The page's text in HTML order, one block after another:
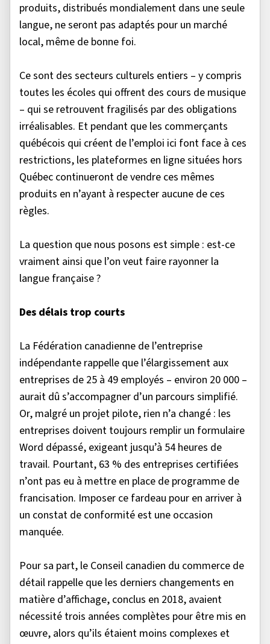
produits, distribués mondialement dans une seule
langue, ne seront pas adaptés pour un marché
local, même de bonne foi.
Ce sont des secteurs culturels entiers – y compris
toutes les écoles qui offrent des cours de musique
– qui se retrouvent fragilisés par des obligations
irréalisables. Et pendant que les commerçants
québécois qui créent de l’emploi ici font face à ces
restrictions, les plateformes en ligne situées hors
Québec continueront de vendre ces mêmes
produits en n’ayant à respecter aucune de ces
règles.
La question que nous posons est simple : est-ce
vraiment ainsi que l’on veut faire rayonner la
langue française ?
Des délais trop courts
La Fédération canadienne de l’entreprise
indépendante rappelle que l’élargissement aux
entreprises de 25 à 49 employés – environ 20 000 –
aurait dû s’accompagner d’un parcours simplifié.
Or, malgré un projet pilote, rien n’a changé : les
entreprises doivent toujours remplir un formulaire
Word dépassé, exigeant jusqu’à 54 heures de
travail. Pourtant, 63 % des entreprises certifiées
n’ont pas eu à mettre en place de programme de
francisation. Imposer ce fardeau pour en arriver à
un constat de conformité est une occasion
manquée.
Pour sa part, le Conseil canadien du commerce de
détail rappelle que les derniers changements en
matière d’affichage, conclus en 2018, avaient
nécessité trois années complètes pour être mis en
œuvre, alors qu’ils étaient moins complexes et